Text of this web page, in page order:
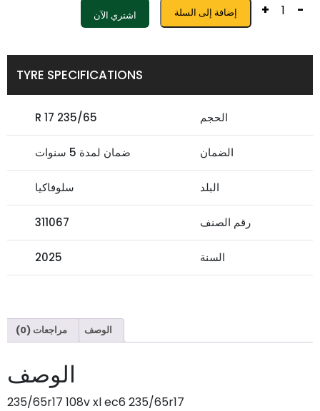
-
+ إضافة إلى السلة اشتري الآن
TYRE SPECIFICATIONS
الحجم 235/65 R 17
الضمان ضمان لمدة 5 سنوات
البلد سلوفاكيا
رقم الصنف 311067
السنة 2025
الوصف مراجعات (0)
الوصف
235/65r17 108v xl ec6 235/65r17